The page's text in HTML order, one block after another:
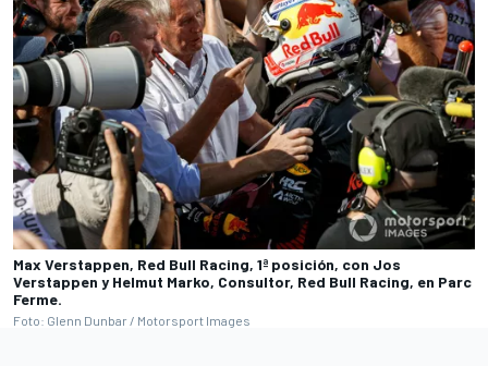
Max Verstappen, Red Bull Racing, 1ª posición, con Jos
Verstappen y Helmut Marko, Consultor, Red Bull Racing, en Parc
Ferme.
Foto: Glenn Dunbar / Motorsport Images